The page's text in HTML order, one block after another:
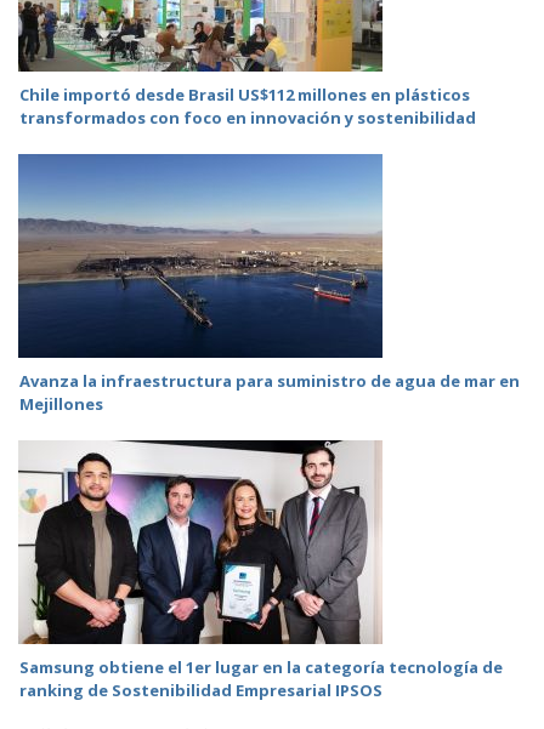
Chile importó desde Brasil US$112 millones en plásticos
transformados con foco en innovación y sostenibilidad
Avanza la infraestructura para suministro de agua de mar en
Mejillones
Samsung obtiene el 1er lugar en la categoría tecnología de
ranking de Sostenibilidad Empresarial IPSOS